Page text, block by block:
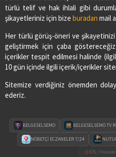
türlü telif ve hak ihlali gibi
şikayetleriniz için bize buradan mail
Her türlü görüş-öneri ve
geliştirmek için çaba
içerikler tespit edilmesi halinde
10 gün içinde ilgili içerik/içerikler
Sitemize verdiğiniz önemden
ederiz.
BELGESELSEMO BELGESELSEMO TV
NÖBETÇİ ECZANELER 7/24
iOS /